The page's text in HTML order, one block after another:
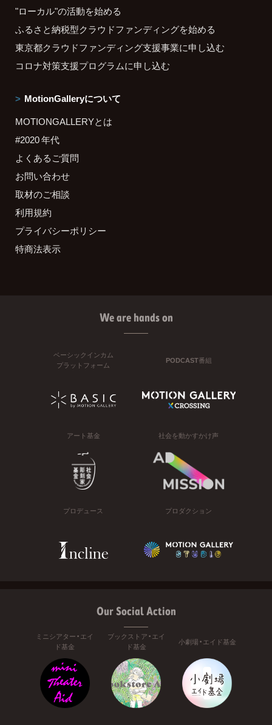
"ローカル"の活動を始める
ふるさと納税型クラウドファンディングを始める
東京都クラウドファンディング支援事業に申し込む
コロナ対策支援プログラムに申し込む
MotionGalleryについて
MOTIONGALLERYとは
#2020 年代
よくあるご質問
お問い合わせ
取材のご相談
利用規約
プライバシーポリシー
特商法表示
We are hands on
ベーシックインカム
プラットフォーム
PODCAST番組
アート基金 社会を動かすかけ声
プロデュース プロダクション
Our Social Action
ミニシアター・エイ
ド基金
ブックストア・エイ
ド基金
小劇場・エイド基金